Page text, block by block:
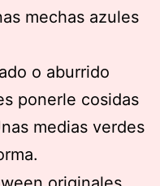
mechas azules
o aburrido
ponerle cosidas
medias verdes